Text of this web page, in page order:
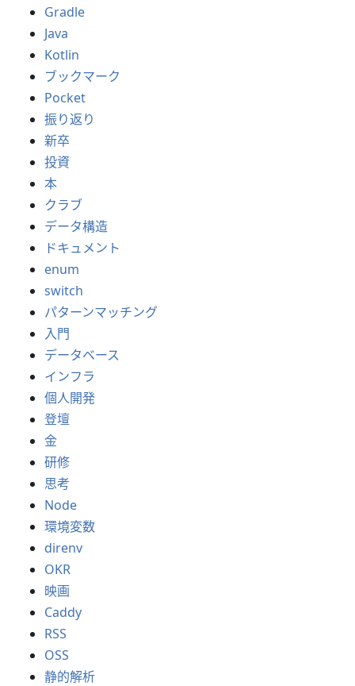
Gradle
Java
Kotlin
ブックマーク
Pocket
振り返り
新卒
投資
本
クラブ
データ構造
ドキュメント
enum
switch
パターンマッチング
入門
データベース
インフラ
個人開発
登壇
金
研修
思考
Node
環境変数
direnv
OKR
映画
Caddy
RSS
OSS
静的解析